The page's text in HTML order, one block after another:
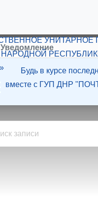
Пресс-
Уведомление
Будь в курсе
вместе с ГУП ДНР